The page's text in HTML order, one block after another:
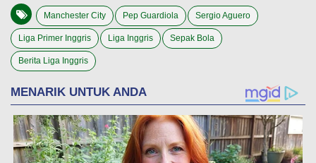
Manchester City Pep Guardiola Sergio Aguero
Liga Primer Inggris Liga Inggris Sepak Bola
Berita Liga Inggris